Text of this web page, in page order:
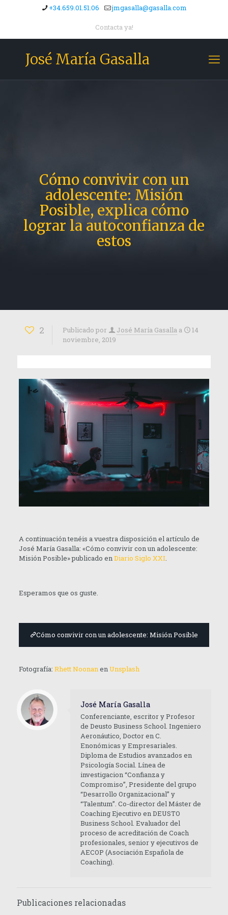
+34.659.01.51.06 jmgasalla@gasalla.com
Contacta ya!
José María Gasalla
Cómo convivir con un
adolescente: Misión
Posible, explica cómo
lograr la autoconfianza de
estos
2 Publicado por José María Gasalla a
14
noviembre, 2019
A continuación tenéis a vuestra disposición el artículo de
José María Gasalla: «Cómo convivir con un adolescente:
Misión Posible» publicado enDiario Siglo XXI.
Esperamos que os guste.
Cómo convivir con un adolescente: Misión Posible
Fotografía: Rhett NoonanenUnsplash
José María Gasalla
Conferenciante, escritor y Profesor
de Deusto Business School. Ingeniero
Aeronáutico, Doctor en C.
Enonómicas y Empresariales.
Diploma de Estudios avanzados en
Psicología Social. Línea de
investigacion “Confianza y
Compromiso”, Presidente del grupo
“Desarrollo Organizacional” y
“Talentum”. Co-director del Máster de
Coaching Ejecutivo en DEUSTO
Business School. Evaluador del
proceso de acreditación de Coach
profesionales, senior y ejecutivos de
AECOP (Asociación Española de
Coaching).
Publicaciones relacionadas